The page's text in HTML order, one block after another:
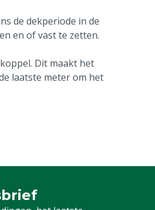
de dekperiode in de
en of vast te zetten.
Dit maakt het
laatste meter om het